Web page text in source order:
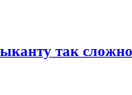
так сложно